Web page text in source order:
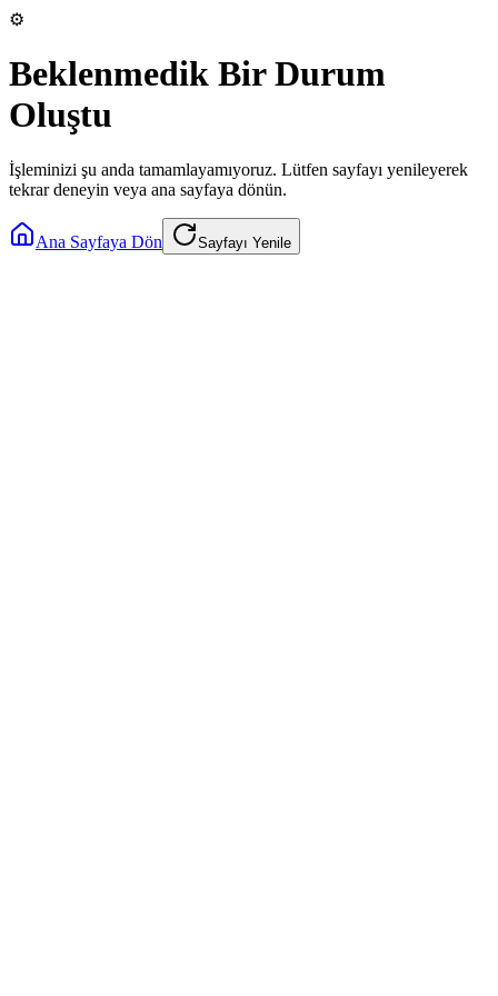
⚙️
Beklenmedik Bir Durum
Oluştu
İşleminizi şu anda tamamlayamıyoruz. Lütfen sayfayı yenileyerek
tekrar deneyin veya ana sayfaya dönün.
Ana Sayfaya Dön Sayfayı Yenile